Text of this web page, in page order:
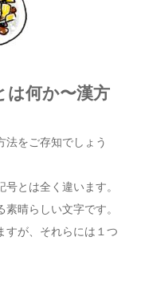
は何か〜漢方
法をご存知でしょう
とは全く違います。
晴らしい文字です。
すが、それらには１つ